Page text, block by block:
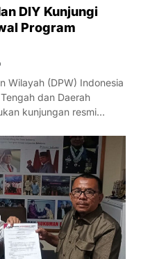
DIY Kunjungi
Program
Wilayah (DPW) Indonesia
dan Daerah
kunjungan resmi…